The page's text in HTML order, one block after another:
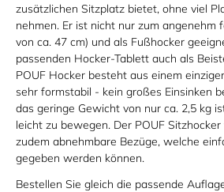
zusätzlichen Sitzplatz bietet, ohne viel
nehmen. Er ist nicht nur zum angenehm
von ca. 47 cm) und als Fußhocker
passenden Hocker-Tablett auch als
POUF Hocker besteht aus einem
sehr formstabil - kein großes Einsinken
das geringe Gewicht von nur ca. 2,5 kg
leicht zu bewegen. Der POUF
zudem abnehmbare Bezüge, welche
gegeben werden können.
Bestellen Sie gleich die passende